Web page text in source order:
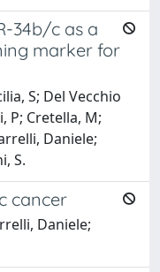
34b/c as a
marker for
S; Del Vecchio
P; Cretella, M;
Daniele;
S.
cancer
Daniele;